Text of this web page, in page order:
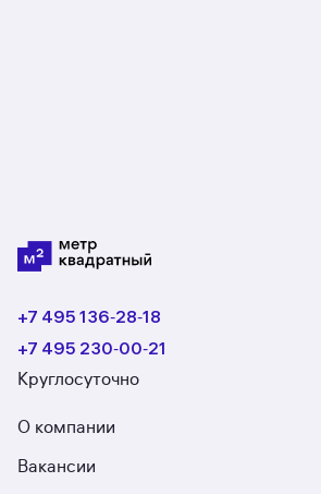
+7 495 136‑28‑18
+7 495 230‑00‑21
Круглосуточно
О компании
Вакансии